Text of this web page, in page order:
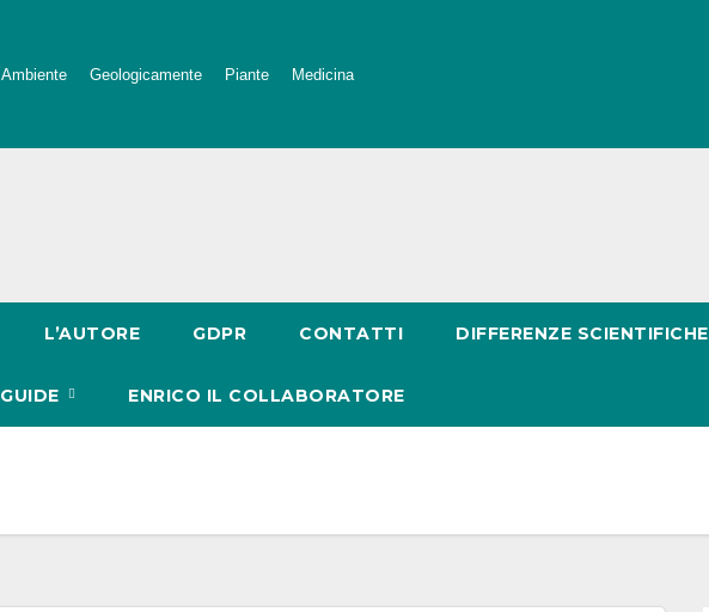
Ambiente Geologicamente Piante Medicina
L’AUTORE GDPR CONTATTI DIFFERENZE SCIENTIFICHE
GUIDE ENRICO IL COLLABORATORE